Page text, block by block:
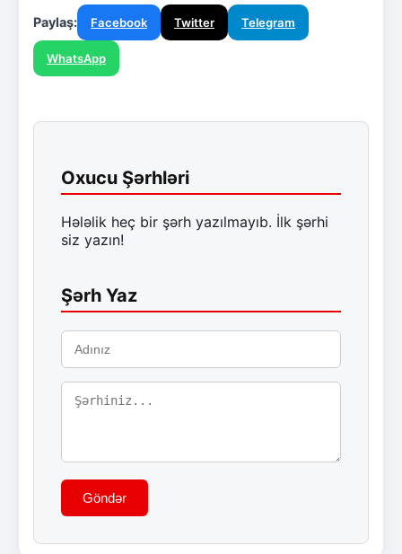
Paylaş: Facebook Twitter Telegram
WhatsApp
Oxucu Şərhləri
Hələlik heç bir şərh yazılmayıb. İlk şərhi
siz yazın!
Şərh Yaz
Göndər